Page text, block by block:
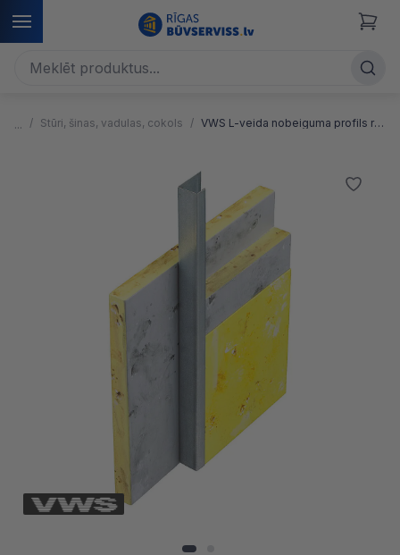
Stūri, šinas, vadulas, cokols VWS L-veida nobeiguma profils reģipsim, cinkots